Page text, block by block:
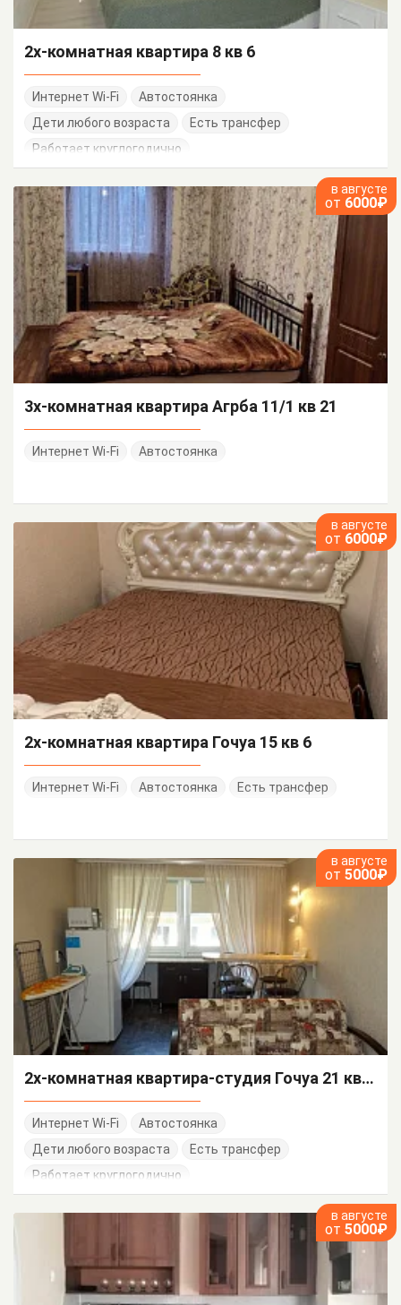
2х-комнатная квартира 8 кв 6
Интернет Wi-Fi
Автостоянка
Дети любого возраста
Есть трансфер
Работает круглогодично
в августе
от 6000₽
3х-комнатная квартира Агрба 11/1 кв 21
Интернет Wi-Fi Автостоянка
в августе
от 6000₽
2х-комнатная квартира Гочуа 15 кв 6
Интернет Wi-Fi Автостоянка Есть трансфер
в августе
от 5000₽
2х-комнатная квартира-студия Гочуа 21 кв 21
Интернет Wi-Fi
Автостоянка
Дети любого возраста
Есть трансфер
Работает круглогодично
в августе
от 5000₽